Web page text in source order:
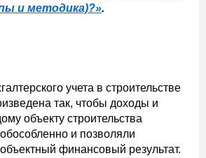
и методика)?».
учета в строительстве
так, чтобы доходы и
объекту строительства
и позволяли
финансовый результат.